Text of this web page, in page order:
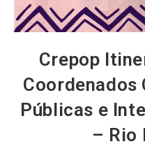
Crepop
Coordenados
Públicas e
– Rio